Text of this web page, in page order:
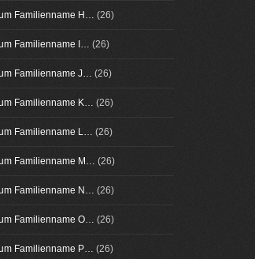
Familienname H… (26)
Familienname I… (26)
Familienname J… (26)
Familienname K… (26)
Familienname L… (26)
Familienname M… (26)
Familienname N… (26)
Familienname O… (26)
Familienname P… (26)